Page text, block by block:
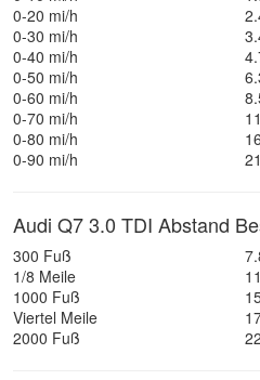
0-20 mi/h
0-30 mi/h
0-40 mi/h
0-50 mi/h
0-60 mi/h
0-70 mi/h
0-80 mi/h
0-90 mi/h
Audi Q7 3.0 TDI Abstand
300 Fuß
1/8 Meile
1000 Fuß
Viertel Meile
2000 Fuß